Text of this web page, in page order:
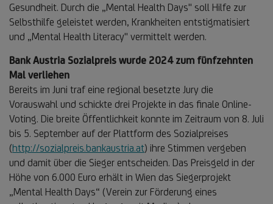
Gesundheit. Durch die „Mental Health Days" soll Hilfe zur
Selbsthilfe geleistet werden, Krankheiten entstigmatisiert
und „Mental Health Literacy" vermittelt werden.
Bank Austria Sozialpreis wurde 2024 zum fünfzehnten
Mal verliehen
Bereits im Juni traf eine regional besetzte Jury die
Vorauswahl und schickte drei Projekte in das finale Online-
Voting. Die breite Öffentlichkeit konnte im Zeitraum von 8. Juli
bis 5. September auf der Plattform des Sozialpreises
(http://sozialpreis.bankaustria.at) ihre Stimmen vergeben
und damit über die Sieger entscheiden. Das Preisgeld in der
Höhe von 6.000 Euro erhält in Wien das Siegerprojekt
„Mental Health Days“ (Verein zur Förderung eines